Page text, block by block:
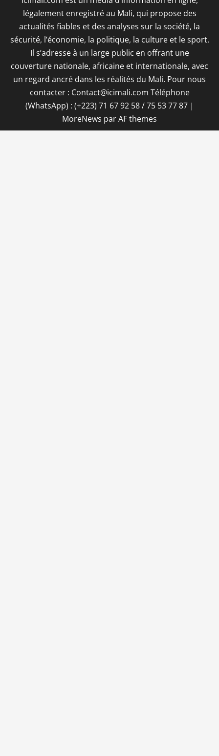
légalement enregistré au Mali, qui propose des
actualités fiables et des analyses sur la société, la
sécurité, l’économie, la politique, la culture et le sport.
Il s’adresse à un large public en offrant une
couverture nationale, africaine et internationale, avec
un regard ancré dans les réalités du Mali. Pour nous
contacter : Contact@icimali.com Téléphone
(WhatsApp) : (+223) 71 67 92 58 / 75 53 77 87 |
MoreNews par AF themes